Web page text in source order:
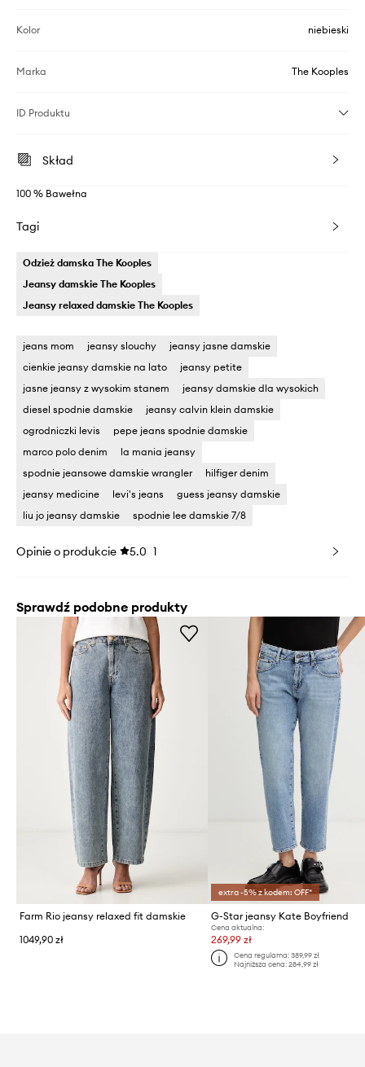
Kolor niebieski
Marka The Kooples
ID Produktu
Skład
100 % Bawełna
Tagi
Odzież damska The Kooples
Jeansy damskie The Kooples
Jeansy relaxed damskie The Kooples
jeans mom jeansy slouchy
jeansy jasne damskie
cienkie jeansy damskie na lato
jeansy petite
jasne jeansy z wysokim stanem
jeansy damskie dla wysokich
diesel spodnie damskie
jeansy calvin klein damskie
ogrodniczki levis
pepe jeans spodnie damskie
marco polo denim
la mania jeansy
spodnie jeansowe damskie wrangler
hilfiger denim
jeansy medicine
levi's jeans
guess jeansy damskie
liu jo jeansy damskie
spodnie lee damskie 7/8
Opinie o produkcie 5.0 1
Sprawdź podobne produkty
Farm Rio jeansy relaxed fit damskie
1049,90 zł
extra -5% z kodem: OFF*
G-Star jeansy Kate Boyfriend
Cena aktualna:
269,99 zł
Cena regularna: 389,99 zł
Najniższa cena: 284,99 zł